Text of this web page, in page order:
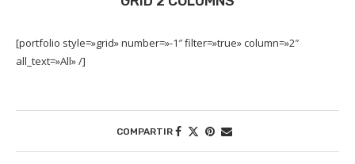
[portfolio style=»grid» number=»-1″ filter=»true» column=»2″
all_text=»All» /]
COMPARTIR